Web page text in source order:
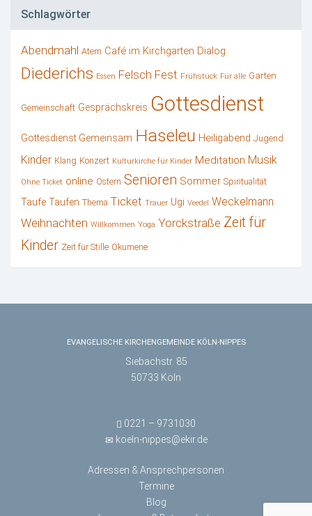
Schlagwörter
Abendmahl Atem Café im Kirchgarten Dialog
Diederichs Essen Felsch Fest Frühstück Für alle Garten
Gemeinschaft Gesprächskreis Gottesdienst
Gottesdienst Gemeinsam Haseleu Heiligabend Jugend
Kinder Klang Konzert Kulturkirche für Kinder Meditation Musik
Ohne Ticket online Ostern Senioren Sommer Spiritualität
Taufe Taufen Thema Ticket Trauer Ugi Veedel Weckelmann
Weihnachten Willkommen Yoga Yorckstraße Zeit für
Kinder Zeit für Stille Ökumene
EVANGELISCHE KIRCHENGEMEINDE KÖLN-NIPPES
Siebachstr. 85
50733 Köln
0221 – 9731030
koeln-nippes@ekir.de
Adressen & Ansprechpersonen
Termine
Blog